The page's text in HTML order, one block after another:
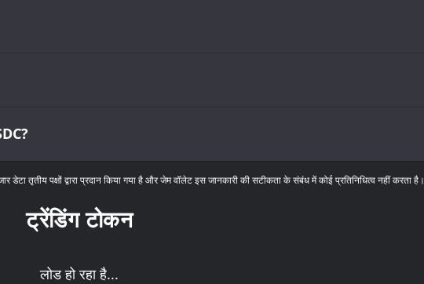
तृतीय पक्षों द्वारा प्रदान किया गया है और जेम वॉलेट इस जानकारी की सटीकता के संबंध में कोई प्रतिनिधित्व नहीं करता है।
ट्रेंडिंग टोकन
लोड हो रहा है...